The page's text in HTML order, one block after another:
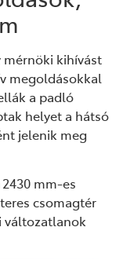
mérnöki kihívást
megoldásokkal
a padló
helyet a hátsó
jelenik meg
mm-es
csomagtér
változatlanok